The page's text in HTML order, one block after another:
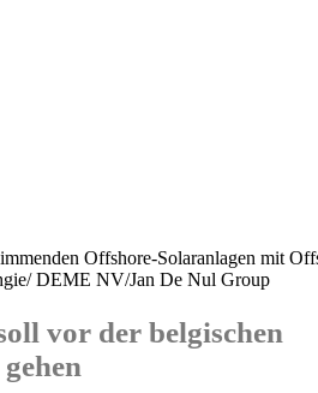
Offshore-Solaranlagen mit
DEME NV/Jan De Nul Group
vor der belgischen